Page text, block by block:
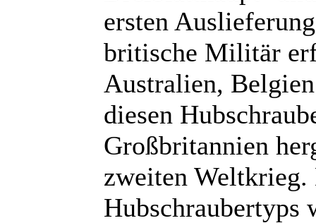
ersten
britische Militär
Australien,
diesen
Großbritannien
zweiten Weltkrieg.
Hubschraubertyps